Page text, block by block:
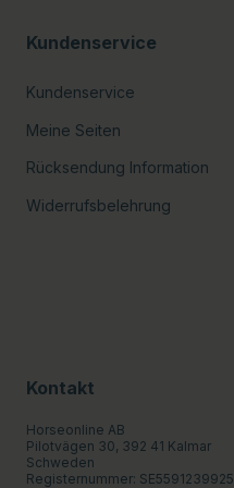
Kundenservice
Kundenservice
Meine Seiten
Rücksendung Information
Widerrufsbelehrung
Kontakt
Horseonline AB
Pilotvägen 30, 392 41 Kalmar
Schweden
Registernummer: SE5591239925